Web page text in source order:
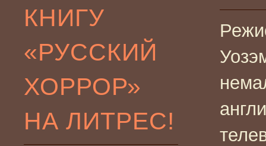
КНИГУ
«РУССКИЙ
ХОРРОР»
НА ЛИТРЕС!